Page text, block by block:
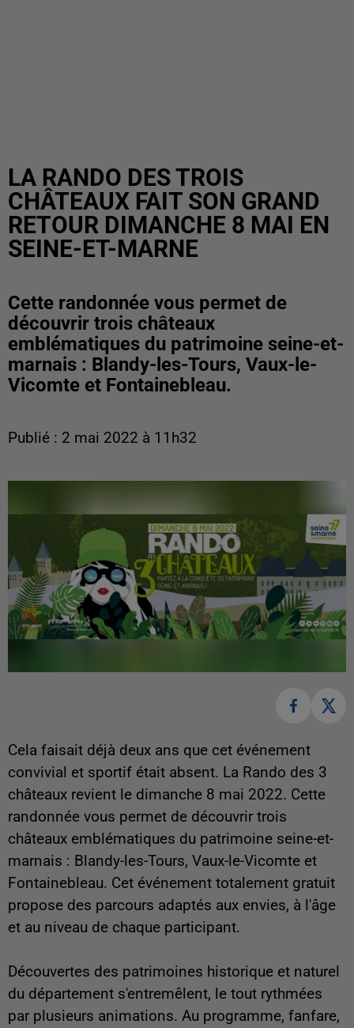
LA RANDO DES TROIS
CHÂTEAUX FAIT SON GRAND
RETOUR DIMANCHE 8 MAI EN
SEINE-ET-MARNE
Cette randonnée vous permet de
découvrir trois châteaux
emblématiques du patrimoine seine-et-
marnais : Blandy-les-Tours, Vaux-le-
Vicomte et Fontainebleau.
Publié : 2 mai 2022 à 11h32
Cela faisait déjà deux ans que cet événement
convivial et sportif était absent. La Rando des 3
châteaux revient le dimanche 8 mai 2022. Cette
randonnée vous permet de découvrir trois
châteaux emblématiques du patrimoine seine-et-
marnais : Blandy-les-Tours, Vaux-le-Vicomte et
Fontainebleau. Cet événement totalement gratuit
propose des parcours adaptés aux envies, à l'âge
et au niveau de chaque participant.
Découvertes des patrimoines historique et naturel
du département s'entremêlent, le tout rythmées
par plusieurs animations. Au programme, fanfare,